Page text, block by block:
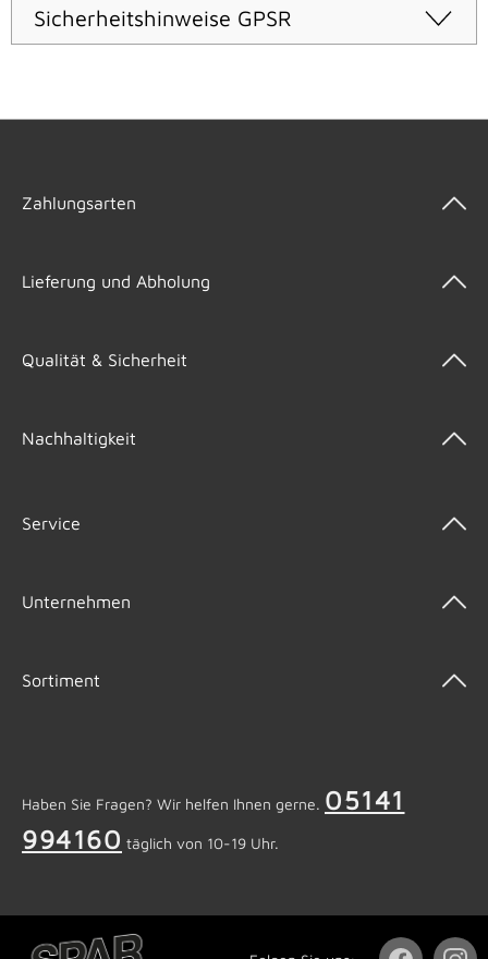
Sicherheitshinweise GPSR
Zahlungsarten
Lieferung und Abholung
Qualität & Sicherheit
Nachhaltigkeit
Service
Unternehmen
Sortiment
Haben Sie Fragen? Wir helfen Ihnen gerne. 05141
994160 täglich von 10-19 Uhr.